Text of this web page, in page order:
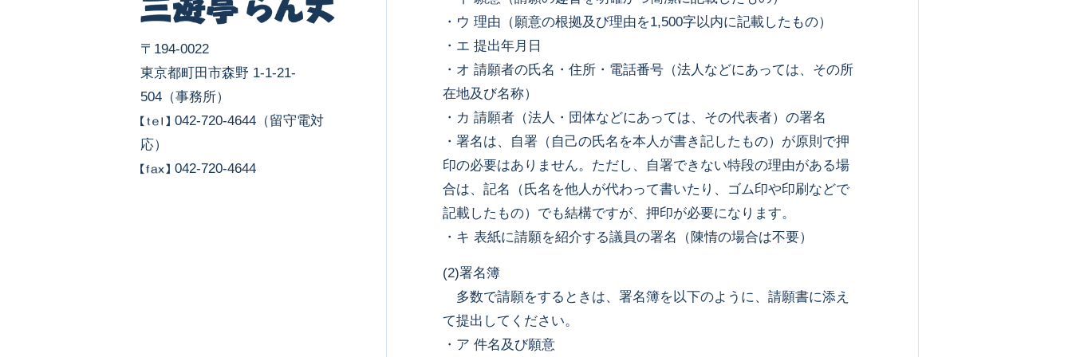
・ウ 理由（願意の根拠及び理由を1,500字以内に記載したもの）
・エ 提出年月日
・オ 請願者の氏名・住所・電話番号（法人などにあっては、その所
在地及び名称）
・カ 請願者（法人・団体などにあっては、その代表者）の署名
・署名は、自署（自己の氏名を本人が書き記したもの）が原則で押
印の必要はありません。ただし、自署できない特段の理由がある場
合は、記名（氏名を他人が代わって書いたり、ゴム印や印刷などで
記載したもの）でも結構ですが、押印が必要になります。
・キ 表紙に請願を紹介する議員の署名（陳情の場合は不要）
(2)署名簿
多数で請願をするときは、署名簿を以下のように、請願書に添え
て提出してください。
・ア 件名及び願意
〒194-0022
東京都町田市森野 1-1-21-
504（事務所）
042-720-4644（留守電対
応）
042-720-4644